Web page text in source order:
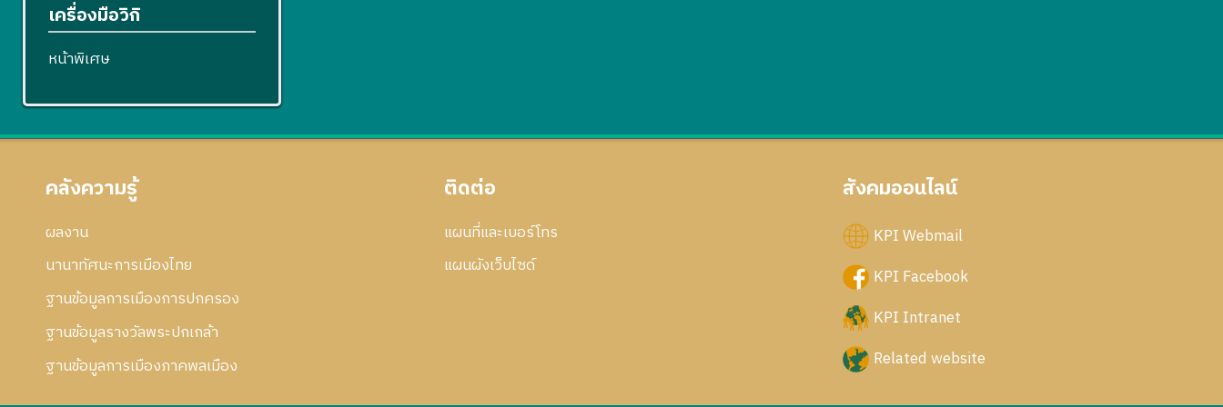
เครื่องมือวิกิ
หน้าพิเศษ
คลังความรู้
ผลงาน
นานาทัศนะการเมืองไทย
ฐานข้อมูลการเมืองการปกครอง
ฐานข้อมูลรางวัลพระปกเกล้า
ฐานข้อมูลการเมืองภาคพลเมือง
ติดต่อ
แผนที่และเบอร์โทร
แผนผังเว็บไซด์
สังคมออนไลน์
KPI Webmail
KPI Facebook
KPI Intranet
Related website